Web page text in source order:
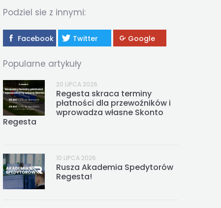
REGESTA LOGISTYKA
Podziel sie z innymi:
Facebook Twitter Google
Popularne artykuły
20 LIPCA 2026
Regesta skraca terminy
płatności dla przewoźników i
wprowadza własne Skonto
Regesta
10 LIPCA 2026
Rusza Akademia Spedytorów
Regesta!